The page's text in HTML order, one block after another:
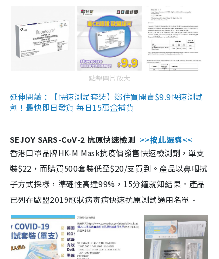
點擊圖片放大
延伸閱讀：【快速測試套裝】鄰住買開賣$9.9快速測試
劑！最快即日發貨 每日15萬盒補貨
SEJOY SARS-CoV-2 抗原快速檢測 >>按此選購<<
香港口罩品牌HK-M Mask抗疫價發售快速檢測劑，單支
裝$22，而購買500套裝低至$20/支買到。產品以鼻咽拭
子方式採樣，準確性高達99%，15分鐘就知結果。產品
已列在歐盟2019冠狀病毒病快速抗原測試通用名單。